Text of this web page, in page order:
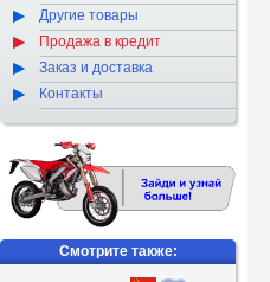
Другие товары
Продажа в кредит
Заказ и доставка
Контакты
Смотрите также: